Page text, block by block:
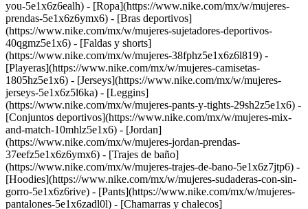
you-5e1x6z6ealh) - [Ropa](https://www.nike.com/mx/w/mujeres-
prendas-5e1x6z6ymx6) - [Bras deportivos]
(https://www.nike.com/mx/w/mujeres-sujetadores-deportivos-
40qgmz5e1x6) - [Faldas y shorts]
(https://www.nike.com/mx/w/mujeres-38fphz5e1x6z6l819) -
[Playeras](https://www.nike.com/mx/w/mujeres-camisetas-
1805hz5e1x6) - [Jerseys](https://www.nike.com/mx/w/mujeres-
jerseys-5e1x6z5l6ka) - [Leggins]
(https://www.nike.com/mx/w/mujeres-pants-y-tights-29sh2z5e1x6) -
[Conjuntos deportivos](https://www.nike.com/mx/w/mujeres-mix-
and-match-10mhlz5e1x6) - [Jordan]
(https://www.nike.com/mx/w/mujeres-jordan-prendas-
37eefz5e1x6z6ymx6) - [Trajes de baño]
(https://www.nike.com/mx/w/mujeres-trajes-de-bano-5e1x6z7jtp6) -
[Hoodies](https://www.nike.com/mx/w/mujeres-sudaderas-con-sin-
gorro-5e1x6z6rive) - [Pants](https://www.nike.com/mx/w/mujeres-
pantalones-5e1x6zadl0l) - [Chamarras y chalecos]